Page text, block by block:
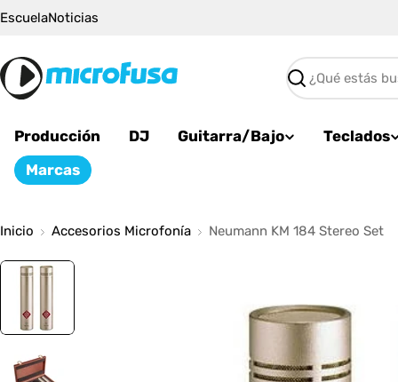
Saltar
EscuelaNoticias
Buscar
Producción DJ Guitarra/Bajo Teclados
Marcas
Inicio Accesorios Microfonía Neumann KM 184 Stereo Set